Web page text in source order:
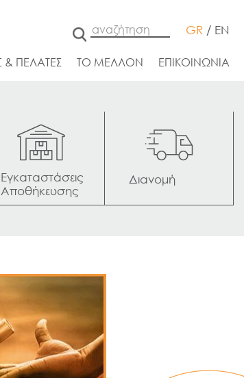
& ΠΕΛΑΤΕΣ ΤΟ ΜΕΛΛΟΝ ΕΠΙΚΟΙΝΩΝΙΑ
GR / EN
Εγκαταστάσεις
Αποθήκευσης
Διανομή